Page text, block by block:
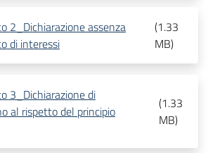
2_Dichiarazione assenza
di interessi
(1.33
MB)
3_Dichiarazione di
al rispetto del principio
(1.33
MB)